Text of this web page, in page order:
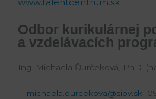
www.talentcentrum.sk
Odbor kurikulárnej
a vzdelávacích
Ing. Michaela Ďurčeková, PhD.
– michaela.durcekova@siov.sk